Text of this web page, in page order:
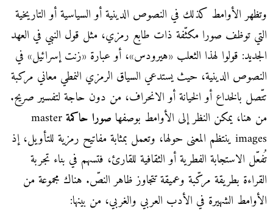
وتظهر الأوامط كذلك في النصوص الدينية أو السياسية أو التاريخية
التي توظف صورا مكثّفة ذات طابع رمزي، مثل قول النبي في العهد
الجديد: قولوا لهذا الثعلب «هيرودس»، أو عبارة «زنت إسرائيل» في
النصوص الدينية، حيث يستدعي السياق الرمزي النمطي معاني مركبة
تتّصل بالخداع أو الخيانة أو الانحراف، من دون حاجة لتفسير صريح.
من هنا، يمكن النظر إلى الأوامط بوصفهاصورا حاكمةmaster
images ينتظم المعنى حولها، وتعمل بمثابة مفاتيح رمزية للتأويل، إذ
تُفعّل الاستجابة الفطرية أو الثقافية للقارئ، فتسهم في بناء تجربة
القراءة بطريقة مركّبة وعميقة تتجاوز ظاهر النصّ. هناك مجموعة من
الأوامط الشهيرة في الأدب العربي والغربي، من بينها: